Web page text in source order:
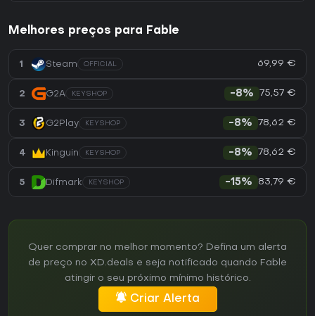
Melhores preços para Fable
1 Steam OFFICIAL 69,99 €
2 G2A KEYSHOP -8% 75,57 €
3 G2Play KEYSHOP -8% 78,62 €
4 Kinguin KEYSHOP -8% 78,62 €
5 Difmark KEYSHOP -15% 83,79 €
Quer comprar no melhor momento? Defina um alerta
de preço no XD.deals e seja notificado quando Fable
atingir o seu próximo mínimo histórico.
Criar Alerta